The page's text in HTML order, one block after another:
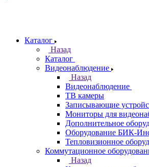
Каталог
Назад
Каталог
Видеонаблюдение
Назад
Видеонаблюдение
ТВ камеры
Записывающие
Мониторы для
Дополнительное
Оборудование БИК-
Тепловизионное
Коммутационное
Назад